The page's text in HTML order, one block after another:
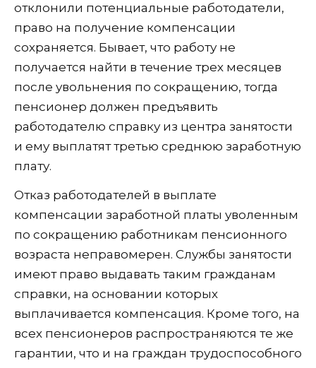
отклонили потенциальные работодатели,
право на получение компенсации
сохраняется. Бывает, что работу не
получается найти в течение трех месяцев
после увольнения по сокращению, тогда
пенсионер должен предъявить
работодателю справку из центра занятости
и ему выплатят третью среднюю заработную
плату.
Отказ работодателей в выплате
компенсации заработной платы уволенным
по сокращению работникам пенсионного
возраста неправомерен. Службы занятости
имеют право выдавать таким гражданам
справки, на основании которых
выплачивается компенсация. Кроме того, на
всех пенсионеров распространяются те же
гарантии, что и на граждан трудоспособного